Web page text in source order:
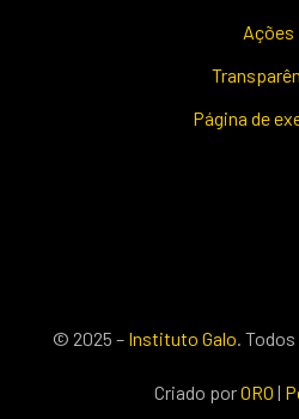
Ações
Página de
© 2025 – Instituto Galo.
Criado porORO |